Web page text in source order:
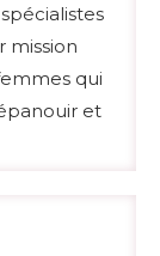
mission
qui
et